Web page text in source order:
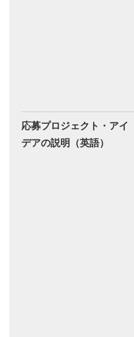
応募プロジェクト・アイ
デアの説明（英語）